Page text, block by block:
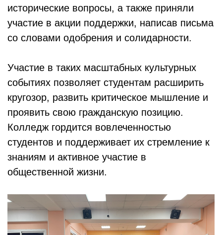
исторические вопросы, а также приняли
участие в акции поддержки, написав письма
со словами одобрения и солидарности.
Участие в таких масштабных культурных
событиях позволяет студентам расширить
кругозор, развить критическое мышление и
проявить свою гражданскую позицию.
Колледж гордится вовлеченностью
студентов и поддерживает их стремление к
знаниям и активное участие в
общественной жизни.